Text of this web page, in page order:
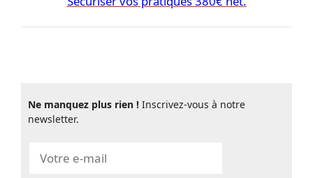
Ne manquez plus rien ! Inscrivez-vous à notre
newsletter.